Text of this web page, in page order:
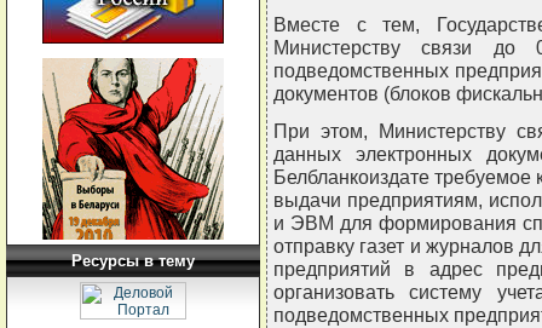
Ресурсы в тему
Вместе с тем,
Министерству связи до
подведомственных
документов (блоков
При этом, Министерству
данных электронных
Белбланкоиздате
выдачи предприятиям,
и ЭВМ для формирования
отправку газет и журналов
предприятий в адрес
организовать систему
подведомственных